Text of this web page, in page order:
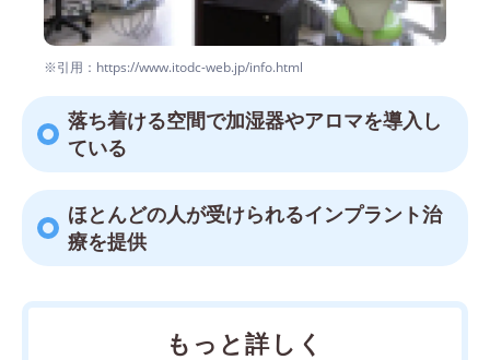
※引用：https://www.itodc-web.jp/info.html
落ち着ける空間で加湿器やアロマを導入し
ている
ほとんどの人が受けられるインプラント治
療を提供
もっと詳しく